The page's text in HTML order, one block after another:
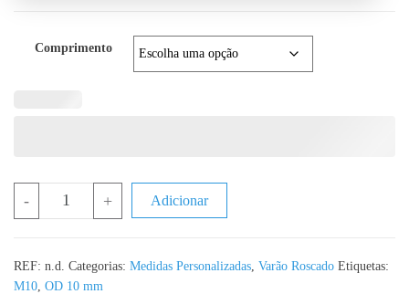
Comprimento
- + Adicionar
REF: n.d. Categorias: Medidas Personalizadas Varão Roscado Etiquetas:
M10 OD 10 mm